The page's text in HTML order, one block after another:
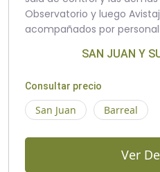
Observatorio y luego
acompañados por
SAN JUAN Y
Consultar precio
San Juan Barreal
Ver